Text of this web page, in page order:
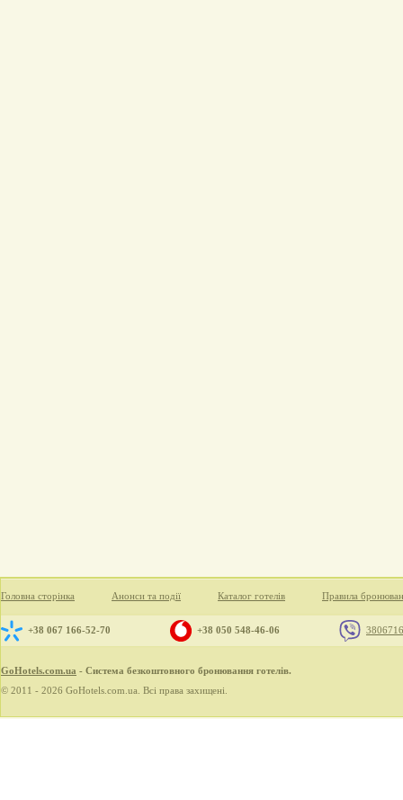
Головна сторінка Анонси та події Каталог готелів Правила
+38 067 166-52-70 +38 050 548-46-06
GoHotels.com.ua - Система безкоштовного бронювання готелів.
© 2011 - 2026 GoHotels.com.ua. Всі права захищені.